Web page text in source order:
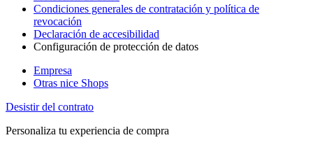
Condiciones generales de contratación y política de
revocación
Declaración de accesibilidad
Configuración de protección de datos
Empresa
Otras nice Shops
Desistir del contrato
Personaliza tu experiencia de compra